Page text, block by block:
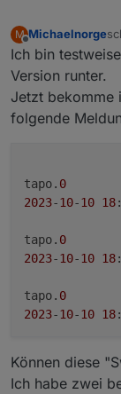
M
Offline
Michaelnorge
Ich bin
Version runter.
Jetzt bekomme
folgende
tapo. 0
2023-10-10 18:
tapo. 0
2023-10-10 18:
tapo. 0
2023-10-10 18:
Können diese
Ich habe zwei